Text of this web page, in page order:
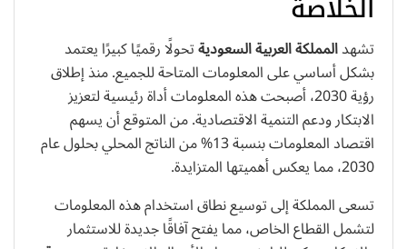
تشهدالمملكة العربية السعوديةتحولًا رقميًا كبيرًا يعتمد
بشكل أساسي على المعلومات المتاحة للجميع. منذ إطلاق
رؤية 2030، أصبحت هذه المعلومات أداة رئيسية لتعزيز
الابتكار ودعم التنمية الاقتصادية. من المتوقع أن يسهم
اقتصاد المعلومات بنسبة 13% من الناتج المحلي بحلول عام
2030، مما يعكس أهميتها المتزايدة.
تسعى المملكة إلى توسيع نطاق استخدام هذه المعلومات
لتشمل القطاع الخاص، مما يفتح آفاقًا جديدة للاستثمار